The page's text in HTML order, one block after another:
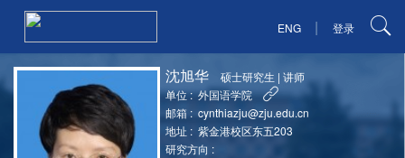
ENG | 登录
沈旭华 硕士研究生 |讲师
单位 : 外国语学院
邮箱 : cynthiazju@zju.edu.cn
地址 : 紫金港校区东五203
研究方向 :